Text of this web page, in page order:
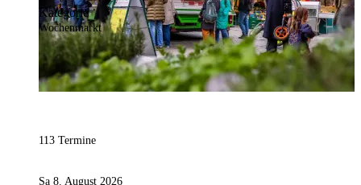
Kategorie
Wochenmarkt
113 Termine
Sa 8. August 2026